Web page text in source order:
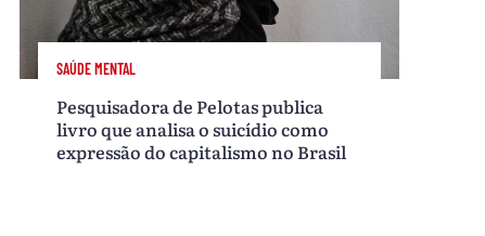
SAÚDE MENTAL
Pesquisadora de Pelotas publica
livro que analisa o suicídio como
expressão do capitalismo no Brasil